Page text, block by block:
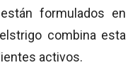
formulados en
combina esta
activos.